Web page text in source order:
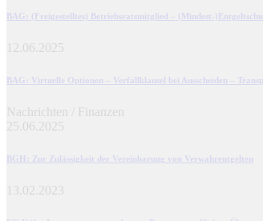
BAG : (Freigestelltes) Betriebsratsmitglied – (Mindest-
12.06.2025
BAG : Virtuelle Optionen – Verfallklausel bei Ausscheiden –
Nachrichten / Finanzen
25.06.2025
BGH : Zur Zulässigkeit der Vereinbarung von Verwahrentgelten
13.02.2023